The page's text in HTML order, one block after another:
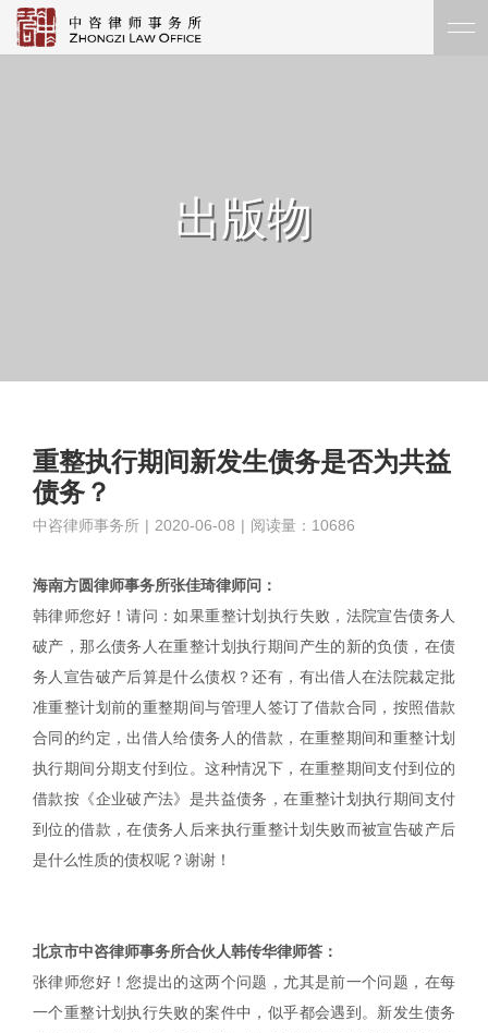
出版物
重整执行期间新发生债务是否为共益
债务？
中咨律师事务所 | 2020-06-08 | 阅读量：10686
海南方圆律师事务所张佳琦律师问：
韩律师您好！请问：如果重整计划执行失败，法院宣告债务人
破产，那么债务人在重整计划执行期间产生的新的负债，在债
务人宣告破产后算是什么债权？还有，有出借人在法院裁定批
准重整计划前的重整期间与管理人签订了借款合同，按照借款
合同的约定，出借人给债务人的借款，在重整期间和重整计划
执行期间分期支付到位。这种情况下，在重整期间支付到位的
借款按《企业破产法》是共益债务，在重整计划执行期间支付
到位的借款，在债务人后来执行重整计划失败而被宣告破产后
是什么性质的债权呢？谢谢！
北京市中咨律师事务所合伙人韩传华律师答：
张律师您好！您提出的这两个问题，尤其是前一个问题，在每
一个重整计划执行失败的案件中，似乎都会遇到。新发生债务